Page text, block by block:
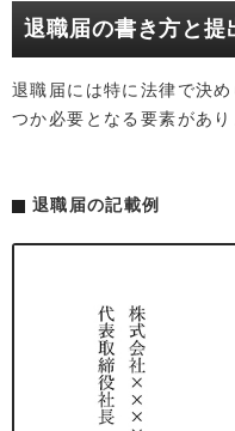
退職届の書き方と提
退職届には特に法律で決
つか必要となる要素があり
退職届の記載例